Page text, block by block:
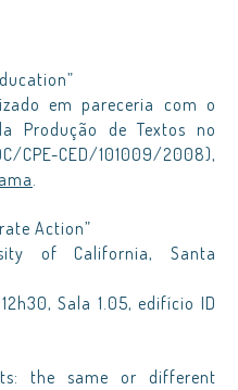
em pareceria com o
Produção de Textos no
CED/101009/2008),
.
Action”
of California, Santa
Sala 1.05, edifício ID
the same or different